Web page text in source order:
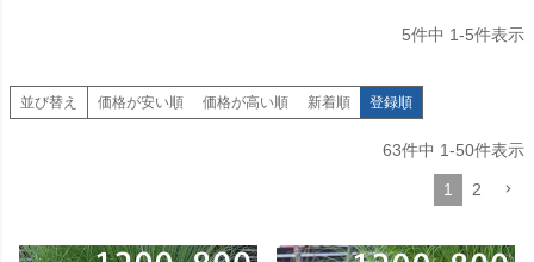
5件中 1-5件表示
並び替え 価格が安い順 価格が高い順 新着順 登録順
63件中 1-50件表示
1 2